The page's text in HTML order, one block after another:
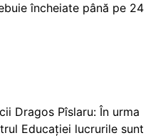
încheiate până pe 24
Dragos Pîslaru: În urma
Educației lucrurile sunt